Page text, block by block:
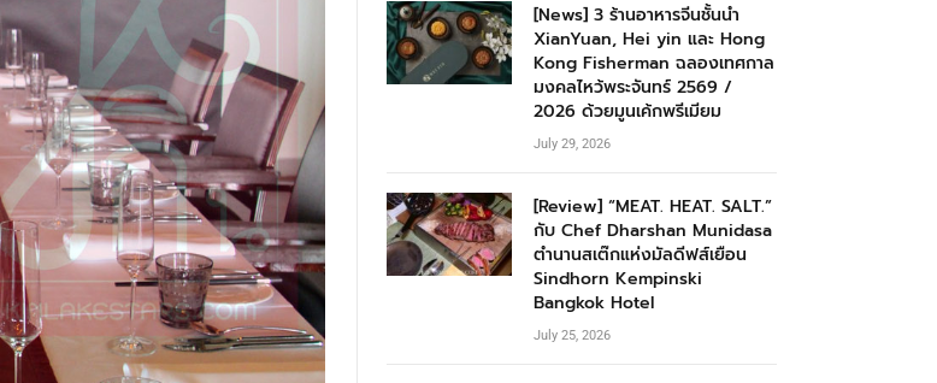
[News] 3 ร้านอาหารจีนชั้นนำ
XianYuan, Hei yin และ Hong
Kong Fisherman ฉลองเทศกาล
มงคลไหว้พระจันทร์ 2569 /
2026 ด้วยมูนเค้กพรีเมียม
July 29, 2026
[Review] “MEAT. HEAT. SALT.”
กับ Chef Dharshan Munidasa
ตำนานสเต๊กแห่งมัลดีฟส์เยือน
Sindhorn Kempinski
Bangkok Hotel
July 25, 2026